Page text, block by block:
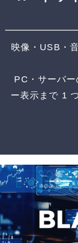
映像・USB・
PC・サーバ
ー表示まで 1